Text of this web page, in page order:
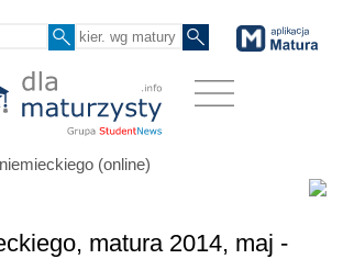
(online)
matura 2014, maj -